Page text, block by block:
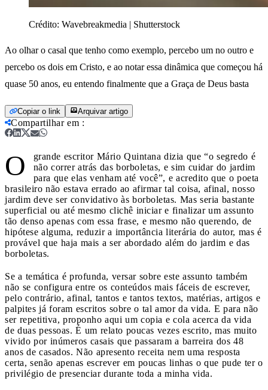
Crédito: Wavebreakmedia | Shutterstock
Ao olhar o casal que tenho como exemplo, percebo um no outro e
percebo os dois em Cristo, e ao notar essa dinâmica que começou há
quase 50 anos, eu entendo finalmente que a Graça de Deus basta
Copiar o link Arquivar artigo
Compartilhar em :
O
grande escritor Mário Quintana dizia que “o segredo é
não correr atrás das borboletas, e sim cuidar do jardim
para que elas venham até você”, e acredito que o poeta
brasileiro não estava errado ao afirmar tal coisa, afinal, nosso
jardim deve ser convidativo às borboletas. Mas seria bastante
superficial ou até mesmo clichê iniciar e finalizar um assunto
tão denso apenas com essa frase, e mesmo não querendo, de
hipótese alguma, reduzir a importância literária do autor, mas é
provável que haja mais a ser abordado além do jardim e das
borboletas.
Se a temática é profunda, versar sobre este assunto também
não se configura entre os conteúdos mais fáceis de escrever,
pelo contrário, afinal, tantos e tantos textos, matérias, artigos e
palpites já foram escritos sobre o tal amor da vida. E para não
ser repetitiva, proponho aqui um copia e cola acerca da vida
de duas pessoas. É um relato poucas vezes escrito, mas muito
vivido por inúmeros casais que passaram a barreira dos 48
anos de casados. Não apresento receita nem uma resposta
certa, senão apenas escrever em poucas linhas o que pude ter o
privilégio de presenciar durante toda a minha vida.